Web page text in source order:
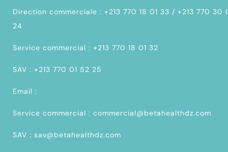
Direction commerciale : +213 770 18 01 33 / +213 770 30
24
Service commercial : +213 770 18 01 32
SAV : +213 770 01 52 25
Email :
Service commercial : commercial@betahealthdz.com
SAV : sav@betahealthdz.com